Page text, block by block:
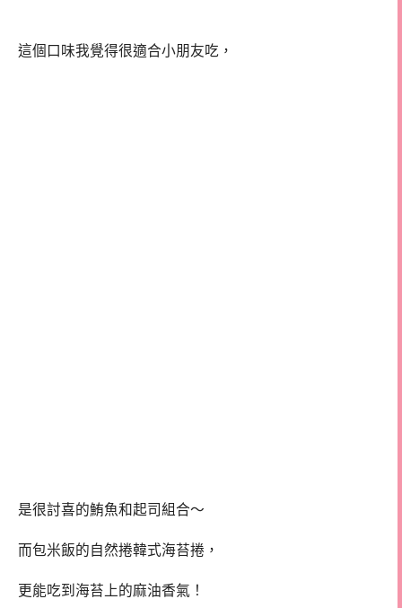
這個口味我覺得很適合小朋友吃，
是很討喜的鮪魚和起司組合～
而包米飯的自然捲韓式海苔捲，
更能吃到海苔上的麻油香氣！